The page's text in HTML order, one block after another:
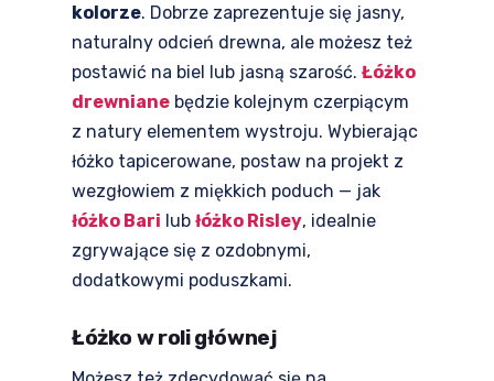
kolorze. Dobrze zaprezentuje się jasny,
naturalny odcień drewna, ale możesz też
postawić na biel lub jasną szarość. Łóżko
drewniane będzie kolejnym czerpiącym
z natury elementem wystroju. Wybierając
łóżko tapicerowane, postaw na projekt z
wezgłowiem z miękkich poduch — jak
łóżko Bari lub łóżko Risley, idealnie
zgrywające się z ozdobnymi,
dodatkowymi poduszkami.
Łóżko w roli głównej